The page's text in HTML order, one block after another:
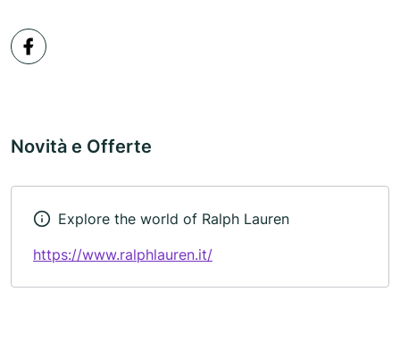
Novità e Offerte
Explore the world of Ralph Lauren
https://www.ralphlauren.it/